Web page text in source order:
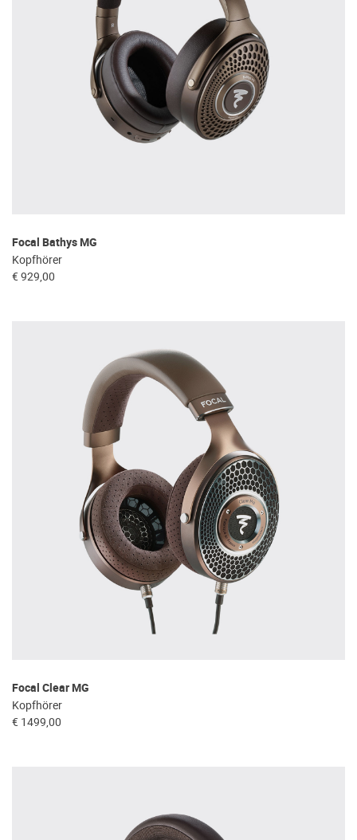
Focal Bathys MG
Kopfhörer
€ 929,00
Focal Clear MG
Kopfhörer
€ 1499,00